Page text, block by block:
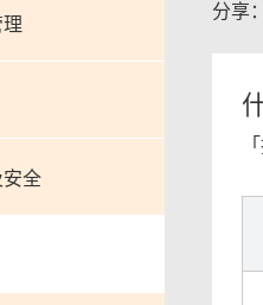
安全
分享：